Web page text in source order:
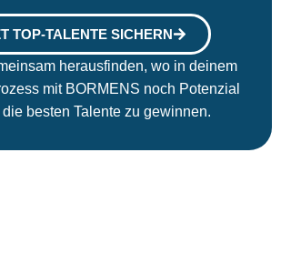
TOP-TALENTE SICHERN
herausfinden, wo in deinem
mit BORMENS noch Potenzial
die besten Talente zu gewinnen.